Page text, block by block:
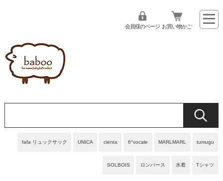
fafa リュックサック UNICA cienta 6°vocale MARLMARL tumugu
SOLBOIS ロンパース 水着 Tシャツ
会員様のページ お買い物かご